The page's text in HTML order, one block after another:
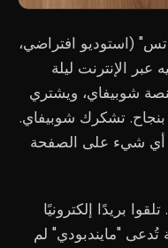
(استوديو افتراضي،
عبر الإنترنت ليلة
شوبيفاي، ويشتري
بنجاح. تشكرك شوبيفاي.
أي شيء على الصفحة
بريدًا إلكترونيًا
تُدعى "مايندبودي" لم